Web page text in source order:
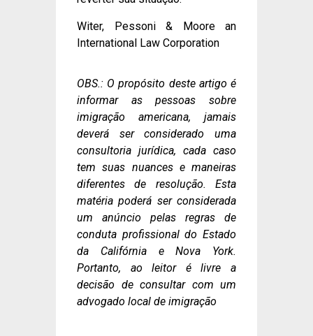
Witer, Pessoni & Moore an
International Law Corporation
OBS.: O propósito deste artigo é
informar as pessoas sobre
imigração americana, jamais
deverá ser considerado uma
consultoria jurídica, cada caso
tem suas nuances e maneiras
diferentes de resolução. Esta
matéria poderá ser considerada
um anúncio pelas regras de
conduta profissional do Estado
da Califórnia e Nova York.
Portanto, ao leitor é livre a
decisão de consultar com um
advogado local de imigração